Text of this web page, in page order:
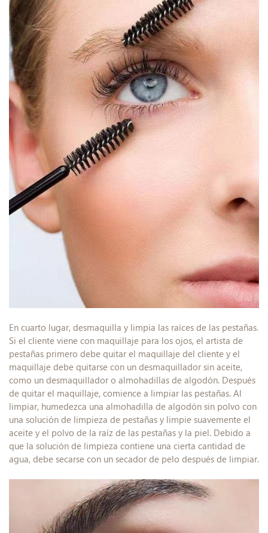
En cuarto lugar, desmaquilla y limpia las raíces de las pestañas.
Si el cliente viene con maquillaje para los ojos, el artista de
pestañas primero debe quitar el maquillaje del cliente y el
maquillaje debe quitarse con un desmaquillador sin aceite,
como un desmaquillador o almohadillas de algodón. Después
de quitar el maquillaje, comience a limpiar las pestañas. Al
limpiar, humedezca una almohadilla de algodón sin polvo con
una solución de limpieza de pestañas y limpie suavemente el
aceite y el polvo de la raíz de las pestañas y la piel. Debido a
que la solución de limpieza contiene una cierta cantidad de
agua, debe secarse con un secador de pelo después de limpiar.